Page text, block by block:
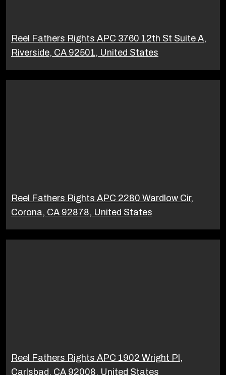
Reel Fathers Rights APC 3760 12th St Suite A,
Riverside, CA 92501, United States
Reel Fathers Rights APC 2280 Wardlow Cir,
Corona, CA 92878, United States
Reel Fathers Rights APC 1902 Wright Pl,
Carlsbad, CA 92008, United States